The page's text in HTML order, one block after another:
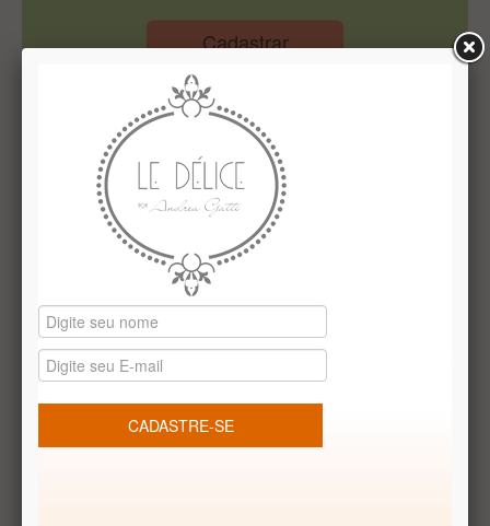
Cadastrar
Institucional
Quem Somos
Le Délice Atelier
Lista de comparação
Vale presentes
Produtos temáticos
REDES SOCIAIS